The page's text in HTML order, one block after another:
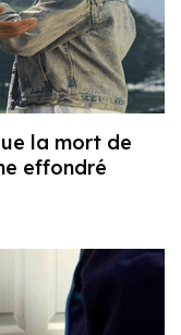
la mort de
effondré